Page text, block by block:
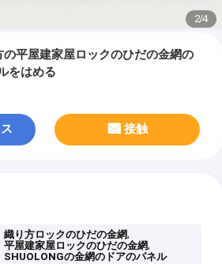
2/4
の平屋建家屋ロックのひだの金網の
をはめる
接触
織り方ロックのひだの金網,
平屋建家屋ロックのひだの金網,
SHUOLONGの金網のドアのパネル